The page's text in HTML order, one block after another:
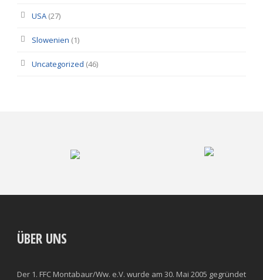
USA (27)
Slowenien (1)
Uncategorized (46)
ÜBER UNS
Der 1. FFC Montabaur/Ww. e.V. wurde am 30. Mai 2005 gegründet